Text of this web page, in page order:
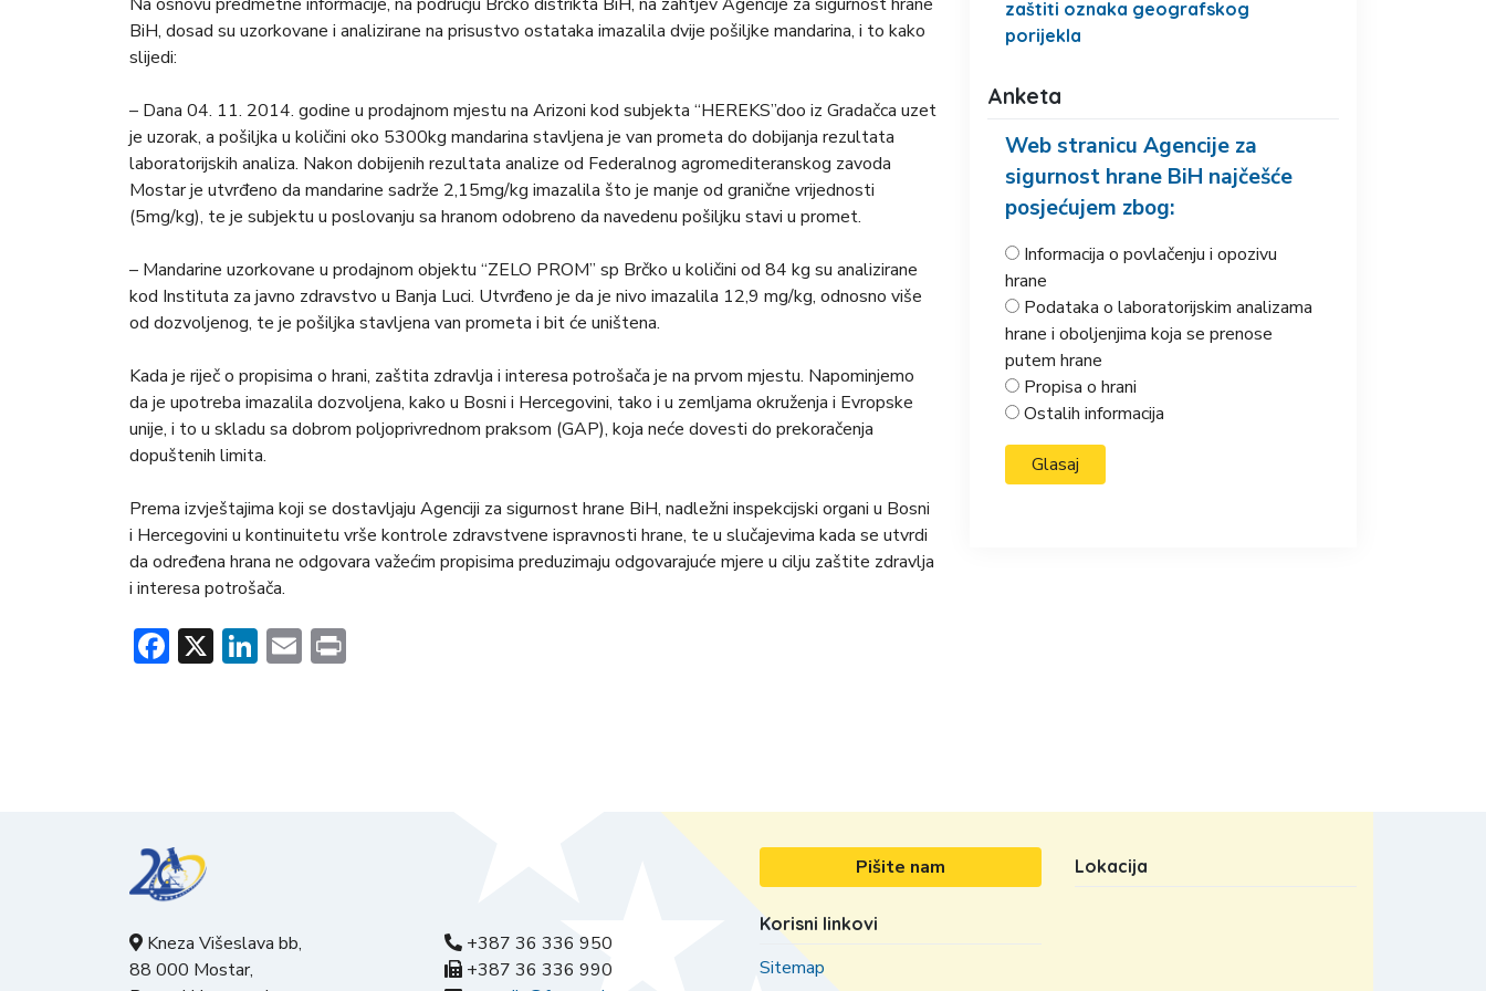
BiH, dosad su uzorkovane i analizirane na prisustvo ostataka imazalila dvije pošiljke mandarina, i to kako
slijedi:
– Dana 04. 11. 2014. godine u prodajnom mjestu na Arizoni kod subjekta “HEREKS”doo iz Gradačca uzet
je uzorak, a pošiljka u količini oko 5300kg mandarina stavljena je van prometa do dobijanja rezultata
laboratorijskih analiza. Nakon dobijenih rezultata analize od Federalnog agromediteranskog zavoda
Mostar je utvrđeno da mandarine sadrže 2,15mg/kg imazalila što je manje od granične vrijednosti
(5mg/kg), te je subjektu u poslovanju sa hranom odobreno da navedenu pošiljku stavi u promet.
– Mandarine uzorkovane u prodajnom objektu “ZELO PROM” sp Brčko u količini od 84 kg su analizirane
kod Instituta za javno zdravstvo u Banja Luci. Utvrđeno je da je nivo imazalila 12,9 mg/kg, odnosno više
od dozvoljenog, te je pošiljka stavljena van prometa i bit će uništena.
Kada je riječ o propisima o hrani, zaštita zdravlja i interesa potrošača je na prvom mjestu. Napominjemo
da je upotreba imazalila dozvoljena, kako u Bosni i Hercegovini, tako i u zemljama okruženja i Evropske
unije, i to u skladu sa dobrom poljoprivrednom praksom (GAP), koja neće dovesti do prekoračenja
dopuštenih limita.
Prema izvještajima koji se dostavljaju Agenciji za sigurnost hrane BiH, nadležni inspekcijski organi u Bosni
i Hercegovini u kontinuitetu vrše kontrole zdravstvene ispravnosti hrane, te u slučajevima kada se utvrdi
da određena hrana ne odgovara važećim propisima preduzimaju odgovarajuće mjere u cilju zaštite zdravlja
i interesa potrošača.
Facebook
X LinkedIn
Email
zaštiti oznaka geografskog
porijekla
Anketa
Web stranicu Agencije za
sigurnost hrane BiH najčešće
posjećujem zbog:
Informacija o povlačenju i opozivu
hrane
Podataka o laboratorijskim analizama
hrane i oboljenjima koja se prenose
putem hrane
Propisa o hrani
Ostalih informacija
Kneza Višeslava bb,
88 000 Mostar,
+387 36 336 950
+387 36 336 990
Pišite nam
Korisni linkovi
Sitemap
Lokacija